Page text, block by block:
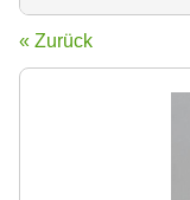
« Zurück